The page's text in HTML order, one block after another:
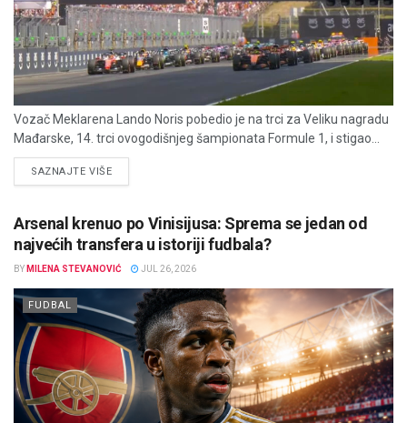
Vozač Meklarena Lando Noris pobedio je na trci za Veliku nagradu
Mađarske, 14. trci ovogodišnjeg šampionata Formule 1, i stigao...
SAZNAJTE VIŠEDETAILS
Arsenal krenuo po Vinisijusa: Sprema se jedan od
najvećih transfera u istoriji fudbala?
BY MILENA STEVANOVIĆ JUL 26, 2026
FUDBAL